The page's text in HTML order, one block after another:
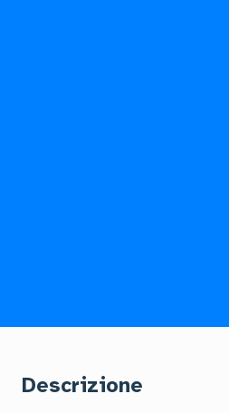
Descrizione